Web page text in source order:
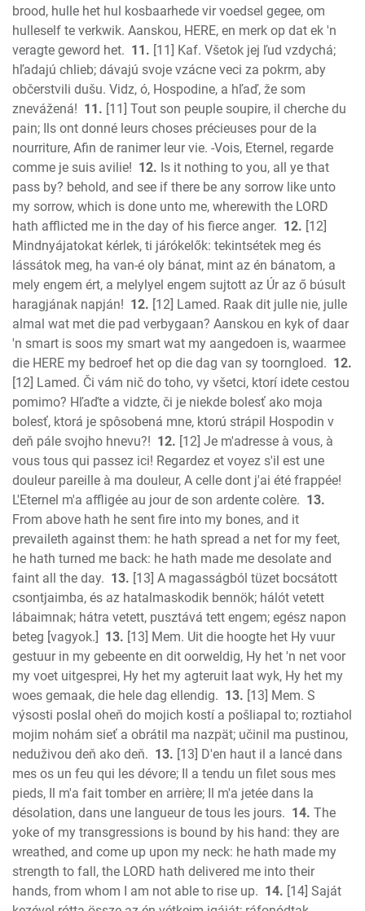
brood, hulle het hul kosbaarhede vir voedsel gegee, om
hulleself te verkwik. Aanskou, HERE, en merk op dat ek 'n
veragte geword het. 11. [11] Kaf. Všetok jej ľud vzdychá;
hľadajú chlieb; dávajú svoje vzácne veci za pokrm, aby
občerstvili dušu. Vidz, ó, Hospodine, a hľaď, že som
znevážená! 11. [11] Tout son peuple soupire, il cherche du
pain; Ils ont donné leurs choses précieuses pour de la
nourriture, Afin de ranimer leur vie. -Vois, Eternel, regarde
comme je suis avilie! 12. Is it nothing to you, all ye that
pass by? behold, and see if there be any sorrow like unto
my sorrow, which is done unto me, wherewith the LORD
hath afflicted me in the day of his fierce anger. 12. [12]
Mindnyájatokat kérlek, ti járókelők: tekintsétek meg és
lássátok meg, ha van-é oly bánat, mint az én bánatom, a
mely engem ért, a melylyel engem sujtott az Úr az ő búsult
haragjának napján! 12. [12] Lamed. Raak dit julle nie, julle
almal wat met die pad verbygaan? Aanskou en kyk of daar
'n smart is soos my smart wat my aangedoen is, waarmee
die HERE my bedroef het op die dag van sy toorngloed. 12.
[12] Lamed. Či vám nič do toho, vy všetci, ktorí idete cestou
pomimo? Hľaďte a vidzte, či je niekde bolesť ako moja
bolesť, ktorá je spôsobená mne, ktorú strápil Hospodin v
deň pále svojho hnevu?! 12. [12] Je m'adresse à vous, à
vous tous qui passez ici! Regardez et voyez s'il est une
douleur pareille à ma douleur, A celle dont j'ai été frappée!
L'Eternel m'a affligée au jour de son ardente colère. 13.
From above hath he sent fire into my bones, and it
prevaileth against them: he hath spread a net for my feet,
he hath turned me back: he hath made me desolate and
faint all the day. 13. [13] A magasságból tüzet bocsátott
csontjaimba, és az hatalmaskodik bennök; hálót vetett
lábaimnak; hátra vetett, pusztává tett engem; egész napon
beteg [vagyok.] 13. [13] Mem. Uit die hoogte het Hy vuur
gestuur in my gebeente en dit oorweldig, Hy het 'n net voor
my voet uitgesprei, Hy het my agteruit laat wyk, Hy het my
woes gemaak, die hele dag ellendig. 13. [13] Mem. S
výsosti poslal oheň do mojich kostí a pošliapal to; roztiahol
mojim nohám sieť a obrátil ma nazpät; učinil ma pustinou,
neduživou deň ako deň. 13. [13] D'en haut il a lancé dans
mes os un feu qui les dévore; Il a tendu un filet sous mes
pieds, Il m'a fait tomber en arrière; Il m'a jetée dans la
désolation, dans une langueur de tous les jours. 14. The
yoke of my transgressions is bound by his hand: they are
wreathed, and come up upon my neck: he hath made my
strength to fall, the LORD hath delivered me into their
hands, from whom I am not able to rise up. 14. [14] Saját